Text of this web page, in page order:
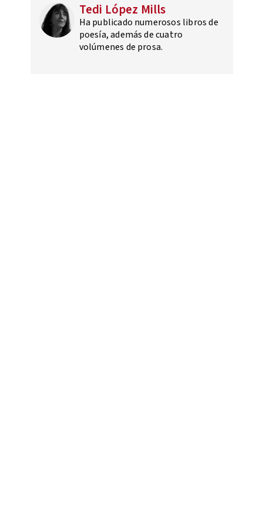
Tedi López Mills
Ha publicado numerosos libros de
poesía, además de cuatro
volúmenes de prosa.